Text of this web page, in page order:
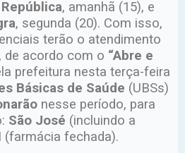
, amanhã (15), e
, segunda (20). Com isso,
terão o atendimento
de acordo com o “Abre e
prefeitura nesta terça-feira
Básicas de Saúde (UBSs)
nesse período, para
São José (incluindo a
(farmácia fechada).